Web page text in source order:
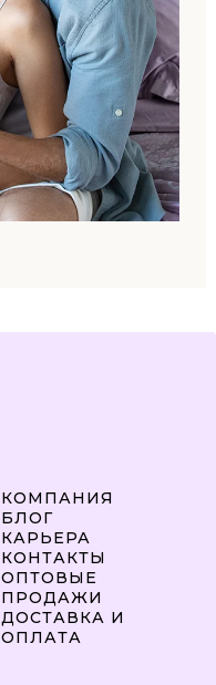
КОМПАНИЯ
БЛОГ
КАРЬЕРА
КОНТАКТЫ
ОПТОВЫЕ
ПРОДАЖИ
ДОСТАВКА И
ОПЛАТА